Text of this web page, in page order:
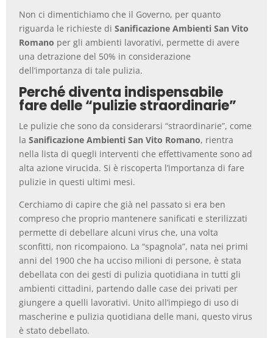
Non ci dimentichiamo che il Governo, per quanto
riguarda le richieste diSanificazione Ambienti San Vito
Romano per gli ambienti lavorativi, permette di avere
una detrazione del 50% in considerazione
dell’importanza di tale pulizia.
Perché diventa indispensabile
fare delle “pulizie straordinarie”
Le pulizie che sono da considerarsi “straordinarie”, come
laSanificazione Ambienti San Vito Romano, rientra
nella lista di quegli interventi che effettivamente sono ad
alta azione virucida. Si è riscoperta l’importanza di fare
pulizie in questi ultimi mesi.
Cerchiamo di capire che già nel passato si era ben
compreso che proprio mantenere sanificati e sterilizzati
permette di debellare alcuni virus che, una volta
sconfitti, non ricompaiono. La “spagnola”, nata nei primi
anni del 1900 che ha ucciso milioni di persone, è stata
debellata con dei gesti di pulizia quotidiana in tutti gli
ambienti cittadini, partendo dalle case dei privati per
giungere a quelli lavorativi. Unito all’impiego di uso di
mascherine e pulizia quotidiana delle mani, questo virus
è stato debellato.